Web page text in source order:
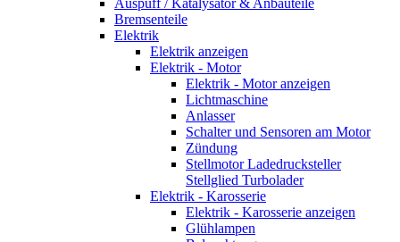
Bremsenteile
Elektrik
Elektrik anzeigen
Elektrik - Motor
Elektrik - Motor anzeigen
Lichtmaschine
Anlasser
Schalter und Sensoren am Motor
Zündung
Stellmotor Ladedrucksteller
Stellglied Turbolader
Elektrik - Karosserie
Elektrik - Karosserie anzeigen
Glühlampen